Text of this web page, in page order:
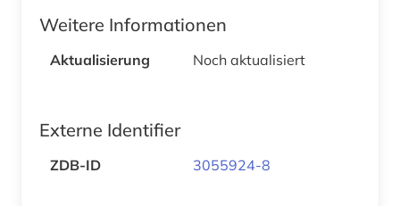
Weitere Informationen
Aktualisierung Noch aktualisiert
Externe Identifier
ZDB-ID 3055924-8